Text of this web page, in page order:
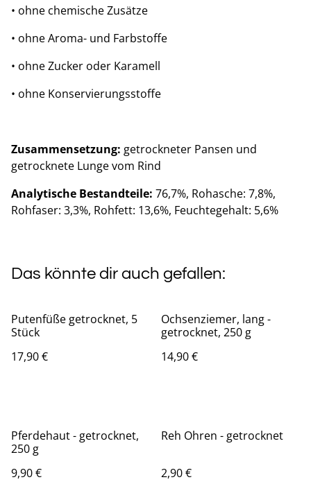
• ohne chemische Zusätze
• ohne Aroma- und Farbstoffe
• ohne Zucker oder Karamell
• ohne Konservierungsstoffe
Zusammensetzung: getrockneter Pansen und
getrocknete Lunge vom Rind
Analytische Bestandteile: 76,7%, Rohasche: 7,8%,
Rohfaser: 3,3%, Rohfett: 13,6%, Feuchtegehalt: 5,6%
Das könnte dir auch gefallen:
Putenfüße getrocknet, 5
Stück
17,90 €
Ochsenziemer, lang -
getrocknet, 250 g
14,90 €
Pferdehaut - getrocknet,
250 g
9,90 €
Reh Ohren - getrocknet
2,90 €